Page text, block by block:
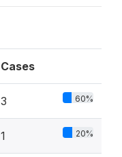
Cases
3 60%
1 20%